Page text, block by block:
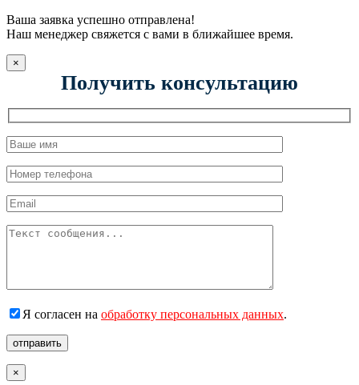
Ваша заявка успешно отправлена!
Наш менеджер свяжется с вами в ближайшее время.
×
Получить консультацию
Я согласен на обработку персональных данных.
отправить
×